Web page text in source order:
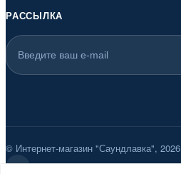
РАССЫЛКА
© Интернет-магазин "Саундлавка", 2026